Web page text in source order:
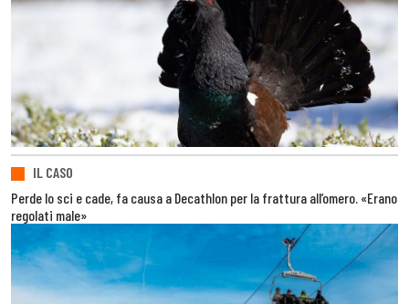
IL CASO
Perde lo sci e cade, fa causa a Decathlon per la frattura all’omero. «Erano
regolati male»